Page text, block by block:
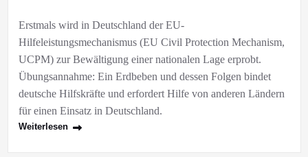
Erstmals wird in Deutschland der EU-
Hilfeleistungsmechanismus (EU Civil Protection Mechanism,
UCPM) zur Bewältigung einer nationalen Lage erprobt.
Übungsannahme: Ein Erdbeben und dessen Folgen bindet
deutsche Hilfskräfte und erfordert Hilfe von anderen Ländern
für einen Einsatz in Deutschland.
Weiterlesen